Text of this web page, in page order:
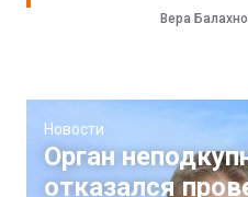
Вера
Новости
Орган
отказался